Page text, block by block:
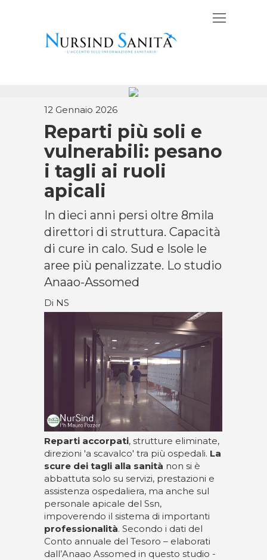
12 Gennaio 2026
Reparti più soli e
vulnerabili: pesano
i tagli ai ruoli
apicali
In dieci anni persi oltre 8mila
direttori di struttura. Capacità
di cure in calo. Sud e Isole le
aree più penalizzate. Lo studio
Anaao-Assomed
Di NS
Reparti accorpati, strutture eliminate,
direzioni 'a scavalco' tra più ospedali. La
scure dei tagli alla sanità non si è
abbattuta solo su servizi, prestazioni e
assistenza ospedaliera, ma anche sul
personale apicale del Ssn,
impoverendo il sistema di importanti
professionalità. Secondo i dati del
Conto annuale del Tesoro – elaborati
dall’Anaao Assomed in questo studio -